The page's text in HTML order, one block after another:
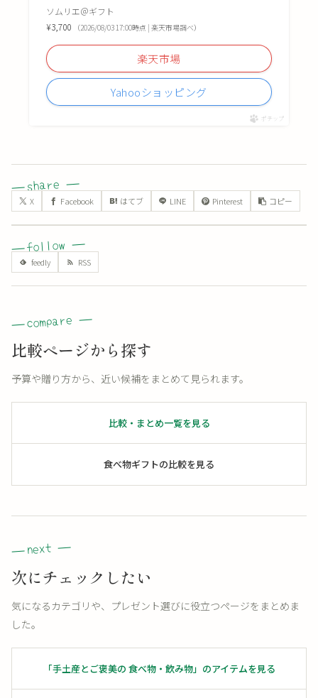
ソムリエ＠ギフト
¥3,700
（2026/08/03 17:00時点 | 楽天市場調べ）
楽天市場
Yahooショッピング
ポチップ
X Facebook はてブ LINE Pinterest コピー
比較ページから探す
予算や贈り方から、近い候補をまとめて見られます。
比較・まとめ一覧を見る
食べ物ギフトの比較を見る
次にチェックしたい
気になるカテゴリや、プレゼント選びに役立つページをまとめま
した。
「手土産とご褒美の 食べ物・飲み物」のアイテムを見る